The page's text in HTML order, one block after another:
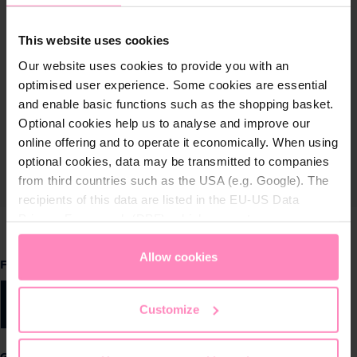
This website uses cookies
Our website uses cookies to provide you with an
optimised user experience. Some cookies are essential
and enable basic functions such as the shopping basket.
Optional cookies help us to analyse and improve our
online offering and to operate it economically. When using
optional cookies, data may be transmitted to companies
from third countries such as the USA (e.g. Google). The
recipients of this data are listed in the EU-US Data
appropriate level of data protection. You canaccept all
only allow necessary cookies
access and change your chosen setting at any time in
Allow cookies
Customize
Farbe